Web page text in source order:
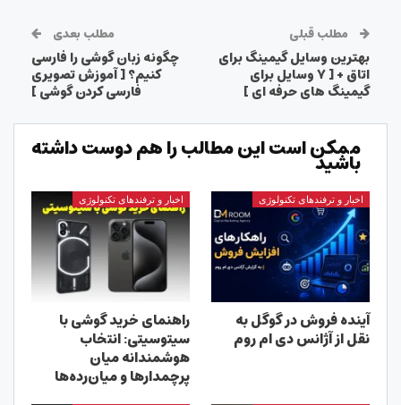
مطلب قبلی
بهترین وسایل گیمینگ برای
اتاق + [ ۷ وسایل برای
گیمینگ های حرفه ای ]
مطلب بعدی
چگونه زبان گوشی را فارسی
کنیم؟ [ آموزش تصویری
فارسی کردن گوشی ]
ممکن است این مطالب را هم دوست داشته
باشید
اخبار و ترفندهای تکنولوژی
آینده فروش در گوگل به
نقل از آژانس دی ام روم
اخبار و ترفندهای تکنولوژی
راهنمای خرید گوشی با
سیتوسیتی: انتخاب
هوشمندانه میان
پرچمدارها و میان‌رده‌ها